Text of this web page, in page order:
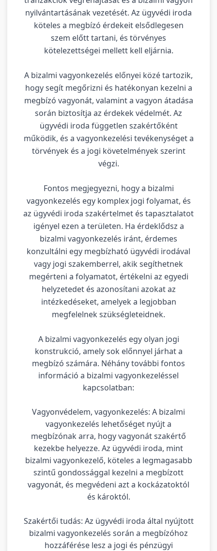
nyilvántartásának vezetését. Az ügyvédi iroda
köteles a megbízó érdekeit elsődlegesen
szem előtt tartani, és törvényes
kötelezettségei mellett kell eljárnia.
A bizalmi vagyonkezelés előnyei közé tartozik,
hogy segít megőrizni és hatékonyan kezelni a
megbízó vagyonát, valamint a vagyon átadása
során biztosítja az érdekek védelmét. Az
ügyvédi iroda független szakértőként
működik, és a vagyonkezelési tevékenységet a
törvények és a jogi követelmények szerint
végzi.
Fontos megjegyezni, hogy a bizalmi
vagyonkezelés egy komplex jogi folyamat, és
az ügyvédi iroda szakértelmet és tapasztalatot
igényel ezen a területen. Ha érdeklődsz a
bizalmi vagyonkezelés iránt, érdemes
konzultálni egy megbízható ügyvédi irodával
vagy jogi szakemberrel, akik segíthetnek
megérteni a folyamatot, értékelni az egyedi
helyzetedet és azonosítani azokat az
intézkedéseket, amelyek a legjobban
megfelelnek szükségleteidnek.
A bizalmi vagyonkezelés egy olyan jogi
konstrukció, amely sok előnnyel járhat a
megbízó számára. Néhány további fontos
információ a bizalmi vagyonkezeléssel
kapcsolatban:
Vagyonvédelem, vagyonkezelés: A bizalmi
vagyonkezelés lehetőséget nyújt a
megbízónak arra, hogy vagyonát szakértő
kezekbe helyezze. Az ügyvédi iroda, mint
bizalmi vagyonkezelő, köteles a legmagasabb
szintű gondossággal kezelni a megbízott
vagyonát, és megvédeni azt a kockázatoktól
és károktól.
Szakértői tudás: Az ügyvédi iroda által nyújtott
bizalmi vagyonkezelés során a megbízóhoz
hozzáférése lesz a jogi és pénzügyi